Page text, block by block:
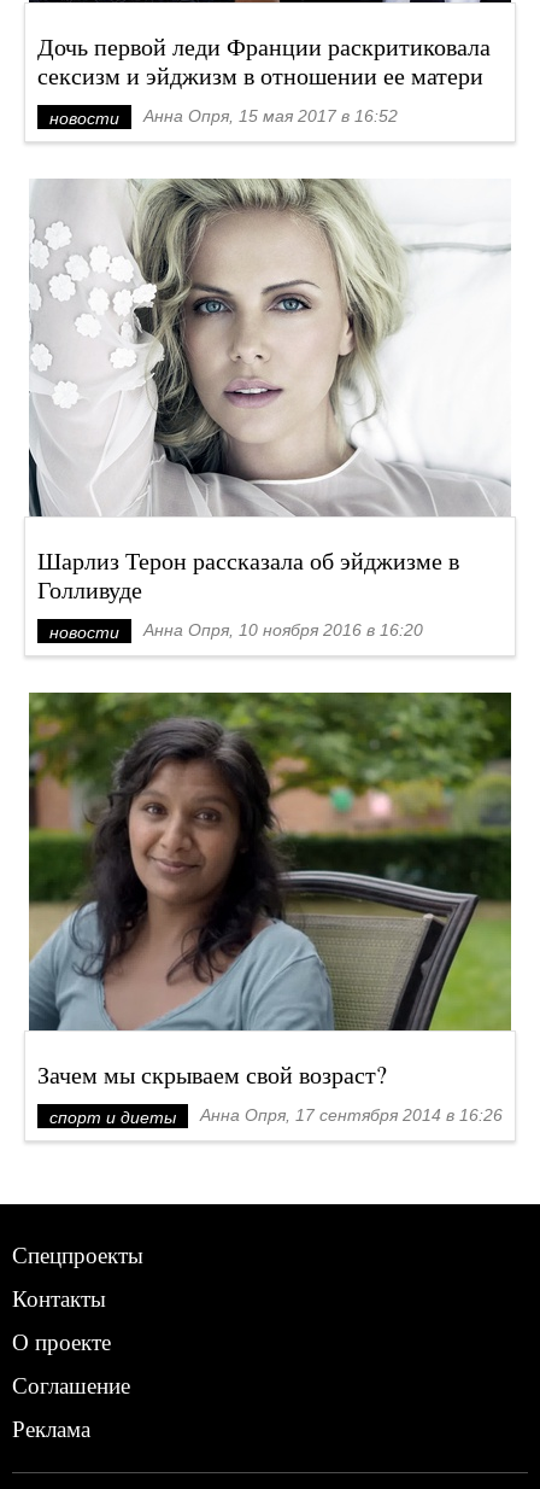
Дочь первой леди Франции раскритиковала
сексизм и эйджизм в отношении ее матери
новости Анна Опря, 15 мая 2017 в 16:52
Шарлиз Терон рассказала об эйджизме в
Голливуде
новости Анна Опря, 10 ноября 2016 в 16:20
Зачем мы скрываем свой возраст?
спорт и диеты Анна Опря, 17 сентября 2014 в 16:26
Спецпроекты
Контакты
О проекте
Соглашение
Реклама